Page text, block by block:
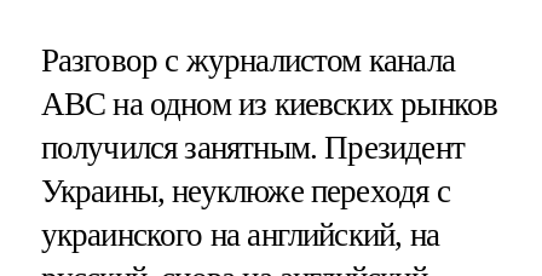
Разговор с журналистом канала
ABC на одном из киевских рынков
получился занятным. Президент
Украины, неуклюже переходя с
украинского на английский, на